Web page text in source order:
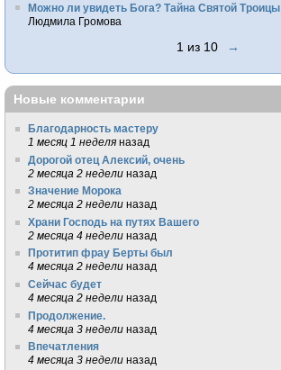
Можно ли увидеть Бога? Тайна Святой Троицы
Людмила Громова
1 из 10 →
Новые комментарии
Благодарность мастеру
1 месяц 1 неделя назад
Дорогой отец Алексий, очень
2 месяца 2 недели назад
Значение Морока
2 месяца 2 недели назад
Храни Господь на путях Вашего
2 месяца 4 недели назад
Протитип фрау Берты был
4 месяца 2 недели назад
Сейчас будет
4 месяца 2 недели назад
Продолжение.
4 месяца 3 недели назад
Впечатления
4 месяца 3 недели назад